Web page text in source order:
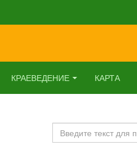
КРАЕВЕДЕНИЕ КАРТА
Искать...